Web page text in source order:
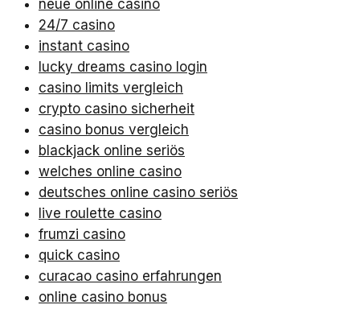
neue online casino
24/7 casino
instant casino
lucky dreams casino login
casino limits vergleich
crypto casino sicherheit
casino bonus vergleich
blackjack online seriös
welches online casino
deutsches online casino seriös
live roulette casino
frumzi casino
quick casino
curacao casino erfahrungen
online casino bonus